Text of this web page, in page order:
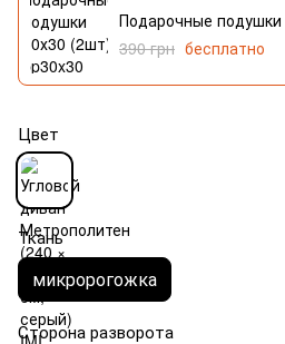
Подарочные
390 грн бесплатно
Цвет
Ткань
микророгожка
Сторона разворота